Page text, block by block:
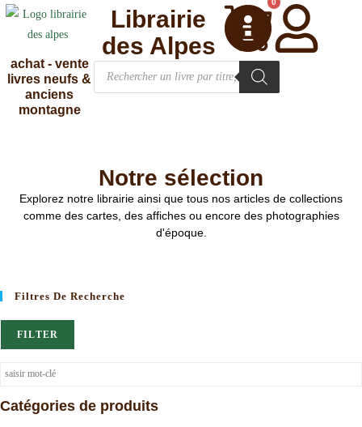
achat - vente
livres neufs &
anciens
montagne
0
Librairie
des Alpes
Notre sélection
Explorez notre librairie ainsi que tous nos articles de collections
comme des cartes, des affiches ou encore des photographies
d'époque.
Filtres De Recherche
FILTER
Catégories de produits